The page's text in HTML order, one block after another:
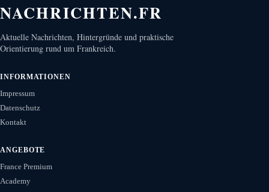
NACHRICHTEN.FR
Aktuelle Nachrichten, Hintergründe und praktische
Orientierung rund um Frankreich.
INFORMATIONEN
Impressum
Datenschutz
Kontakt
ANGEBOTE
France Premium
Academy